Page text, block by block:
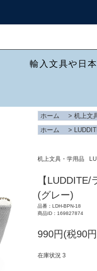
輸入文具や日
ホーム > 机上文
ホーム
>
机上文具・学用品
【
(グレー)
品番：LDH-BPN-18
商品ID：169827874
990円(税90
在庫状況 3